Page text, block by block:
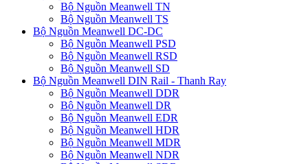
Bộ Nguồn Meanwell TN
Bộ Nguồn Meanwell TS
Bộ Nguồn Meanwell DC-DC
Bộ Nguồn Meanwell PSD
Bộ Nguồn Meanwell RSD
Bộ Nguồn Meanwell SD
Bộ Nguồn Meanwell DIN Rail - Thanh Ray
Bộ Nguồn Meanwell DDR
Bộ Nguồn Meanwell DR
Bộ Nguồn Meanwell EDR
Bộ Nguồn Meanwell HDR
Bộ Nguồn Meanwell MDR
Bộ Nguồn Meanwell NDR